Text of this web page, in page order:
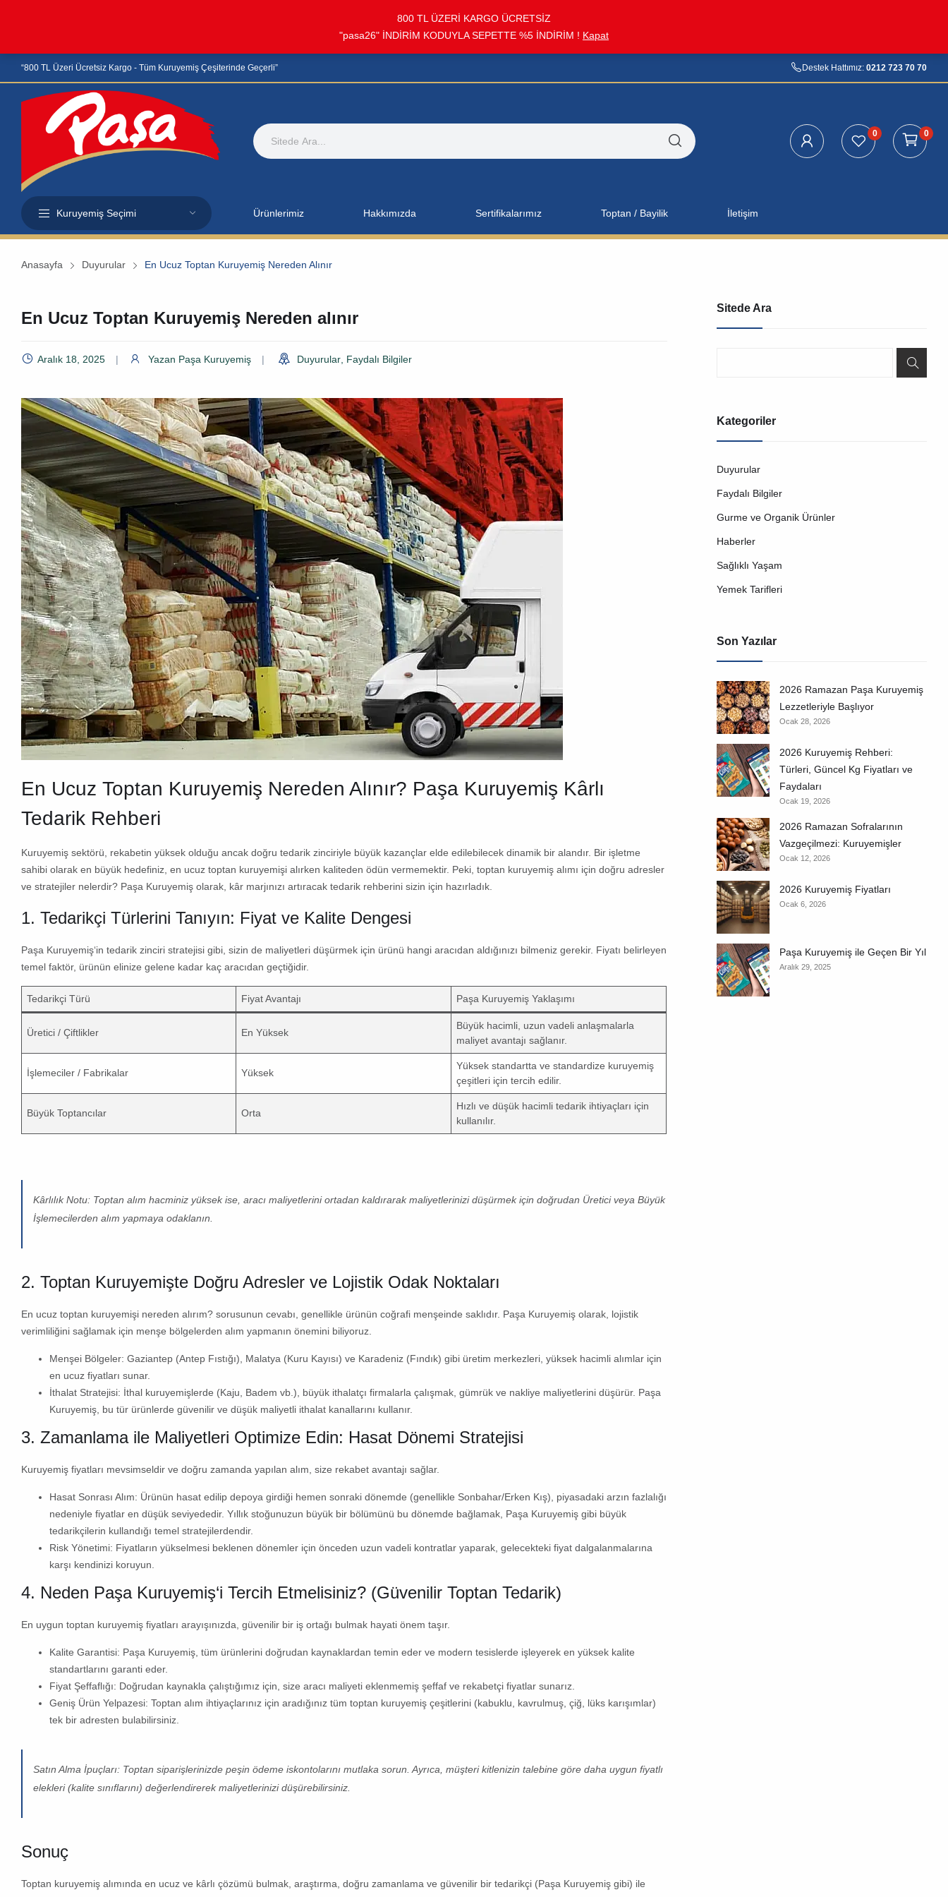
800 TL ÜZERİ KARGO ÜCRETSİZ
"pasa26" İNDİRİM KODUYLA SEPETTE %5 İNDİRİM ! Kapat
“800 TL Üzeri Ücretsiz Kargo - Tüm Kuruyemiş Çeşiterinde Geçerli” Destek Hattımız: 0212 723 70 70
0 0
Kuruyemiş Seçimi Ürünlerimiz Hakkımızda Sertifikalarımız Toptan / Bayilik İletişim
Anasayfa Duyurular En Ucuz Toptan Kuruyemiş Nereden Alınır
En Ucuz Toptan Kuruyemiş Nereden alınır
Aralık 18, 2025 Yazan Paşa Kuruyemiş Duyurular Faydalı Bilgiler
En Ucuz Toptan Kuruyemiş Nereden Alınır? Paşa Kuruyemiş Kârlı
Tedarik Rehberi
Kuruyemiş sektörü, rekabetin yüksek olduğu ancak doğru tedarik zinciriyle büyük kazançlar elde edilebilecek dinamik bir alandır. Bir işletme
sahibi olarak en büyük hedefiniz, en ucuz toptan kuruyemişi alırken kaliteden ödün vermemektir. Peki, toptan kuruyemiş alımı için doğru adresler
ve stratejiler nelerdir? Paşa Kuruyemiş olarak, kâr marjınızı artıracak tedarik rehberini sizin için hazırladık.
1. Tedarikçi Türlerini Tanıyın: Fiyat ve Kalite Dengesi
Paşa Kuruyemiş‘in tedarik zinciri stratejisi gibi, sizin de maliyetleri düşürmek için ürünü hangi aracıdan aldığınızı bilmeniz gerekir. Fiyatı belirleyen
temel faktör, ürünün elinize gelene kadar kaç aracıdan geçtiğidir.
Tedarikçi Türü Fiyat Avantajı Paşa Kuruyemiş Yaklaşımı
Üretici / Çiftlikler En Yüksek
Büyük hacimli, uzun vadeli anlaşmalarla
maliyet avantajı sağlanır.
İşlemeciler / Fabrikalar Yüksek
Yüksek standartta ve standardize kuruyemiş
çeşitleri için tercih edilir.
Büyük Toptancılar Orta
Hızlı ve düşük hacimli tedarik ihtiyaçları için
kullanılır.
Kârlılık Notu: Toptan alım hacminiz yüksek ise, aracı maliyetlerini ortadan kaldırarak maliyetlerinizi düşürmek için doğrudan Üretici veya Büyük
İşlemecilerden alım yapmaya odaklanın.
2. Toptan Kuruyemişte Doğru Adresler ve Lojistik Odak Noktaları
En ucuz toptan kuruyemişi nereden alırım? sorusunun cevabı, genellikle ürünün coğrafi menşeinde saklıdır. Paşa Kuruyemiş olarak, lojistik
verimliliğini sağlamak için menşe bölgelerden alım yapmanın önemini biliyoruz.
Menşei Bölgeler: Gaziantep (Antep Fıstığı) Malatya (Kuru Kayısı) ve Karadeniz (Fındık) gibi üretim merkezleri, yüksek hacimli alımlar için
en ucuz fiyatları sunar.
İthalat Stratejisi: İthal kuruyemişlerde (Kaju, Badem vb.), büyük ithalatçı firmalarla çalışmak, gümrük ve nakliye maliyetlerini düşürür. Paşa
Kuruyemiş , bu tür ürünlerde güvenilir ve düşük maliyetli ithalat kanallarını kullanır.
3. Zamanlama ile Maliyetleri Optimize Edin: Hasat Dönemi Stratejisi
Kuruyemiş fiyatları mevsimseldir ve doğru zamanda yapılan alım, size rekabet avantajı sağlar.
Hasat Sonrası Alım: Ürünün hasat edilip depoya girdiği hemen sonraki dönemde (genellikle Sonbahar/Erken Kış), piyasadaki arzın fazlalığı
nedeniyle fiyatlar en düşük seviyededir. Yıllık stoğunuzun büyük bir bölümünü bu dönemde bağlamak, Paşa Kuruyemiş gibi büyük
tedarikçilerin kullandığı temel stratejilerdendir.
Risk Yönetimi: Fiyatların yükselmesi beklenen dönemler için önceden uzun vadeli kontratlar yaparak, gelecekteki fiyat dalgalanmalarına
karşı kendinizi koruyun.
4. Neden Paşa Kuruyemiş‘i Tercih Etmelisiniz? (Güvenilir Toptan Tedarik)
En uygun toptan kuruyemiş fiyatları arayışınızda, güvenilir bir iş ortağı bulmak hayati önem taşır.
Kalite Garantisi: Paşa Kuruyemiş , tüm ürünlerini doğrudan kaynaklardan temin eder ve modern tesislerde işleyerek en yüksek kalite
standartlarını garanti eder.
Fiyat Şeffaflığı: Doğrudan kaynakla çalıştığımız için, size aracı maliyeti eklenmemiş şeffaf ve rekabetçi fiyatlar sunarız.
Geniş Ürün Yelpazesi: Toptan alım ihtiyaçlarınız için aradığınız tüm toptan kuruyemiş çeşitlerini (kabuklu, kavrulmuş, çiğ, lüks karışımlar)
tek bir adresten bulabilirsiniz.
Satın Alma İpuçları: Toptan siparişlerinizde peşin ödeme iskontolarını mutlaka sorun. Ayrıca, müşteri kitlenizin talebine göre daha uygun fiyatlı
elekleri (kalite sınıflarını) değerlendirerek maliyetlerinizi düşürebilirsiniz.
Sonuç
Toptan kuruyemiş alımında en ucuz ve kârlı çözümü bulmak, araştırma, doğru zamanlama ve güvenilir bir tedarikçi (Paşa Kuruyemiş gibi) ile
Sitede Ara
Kategoriler
Duyurular
Faydalı Bilgiler
Gurme ve Organik Ürünler
Haberler
Sağlıklı Yaşam
Yemek Tarifleri
Son Yazılar
2026 Ramazan Paşa Kuruyemiş
Lezzetleriyle Başlıyor
Ocak 28, 2026
2026 Kuruyemiş Rehberi:
Türleri, Güncel Kg Fiyatları ve
Faydaları
Ocak 19, 2026
2026 Ramazan Sofralarının
Vazgeçilmezi: Kuruyemişler
Ocak 12, 2026
2026 Kuruyemiş Fiyatları
Ocak 6, 2026
Paşa Kuruyemiş ile Geçen Bir Yıl
Aralık 29, 2025